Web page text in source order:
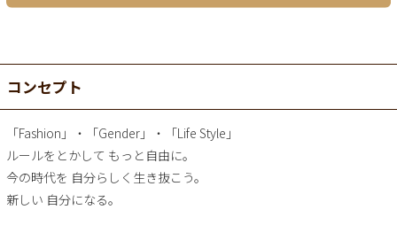
コンセプト
「Fashion」・「Gender」・「Life Style」
ルールをとかして もっと自由に。
今の時代を 自分らしく生き抜こう。
新しい 自分になる。